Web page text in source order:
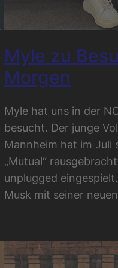
Myle zu
Morgen
Myle hat uns in der
besucht. Der junge
Mannheim hat im Juli
„Mutual“
unplugged
Musk mit seiner